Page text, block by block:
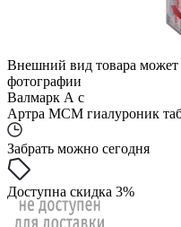
Внешний вид товара может
фотографии
Валмарк А с
Артра МСМ гиалуроник
Забрать можно сегодня
Доступна скидка 3%